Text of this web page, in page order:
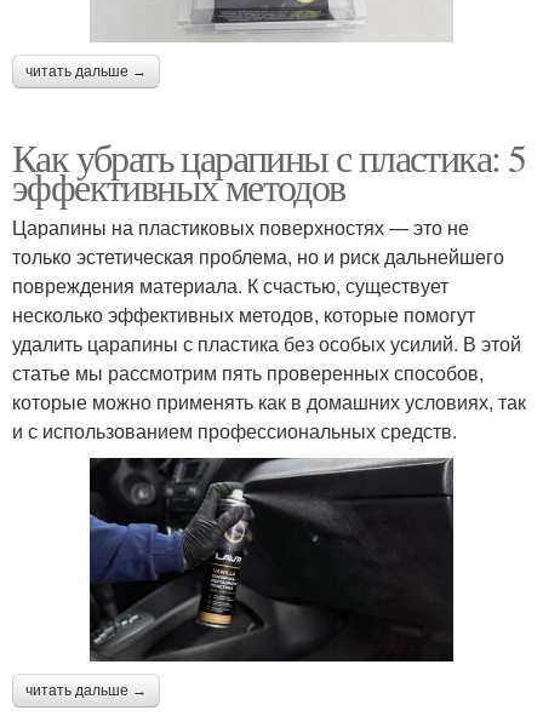
читать дальше →
Как убрать царапины с пластика: 5
эффективных методов
Царапины на пластиковых поверхностях — это не
только эстетическая проблема, но и риск дальнейшего
повреждения материала. К счастью, существует
несколько эффективных методов, которые помогут
удалить царапины с пластика без особых усилий. В этой
статье мы рассмотрим пять проверенных способов,
которые можно применять как в домашних условиях, так
и с использованием профессиональных средств.
читать дальше →